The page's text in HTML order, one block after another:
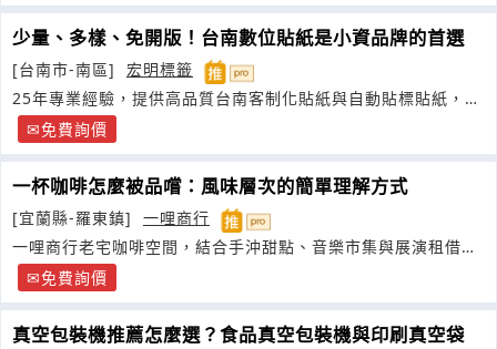
少量、多樣、免開版！台南數位貼紙是小資品牌的首選
[台南市-南區]
宏明標籤
25年專業經驗，提供高品質台南客制化貼紙與自動貼標貼紙，一
貫作業免費詢價
一杯咖啡怎麼被品嚐：風味層次的簡單理解方式
[宜蘭縣-羅東鎮]
一哩商行
一哩商行老宅咖啡空間，結合手沖甜點、音樂市集與展演租借的
複合式生活場域
免費詢價
真空包裝機推薦怎麼選？食品真空包裝機與印刷真空袋